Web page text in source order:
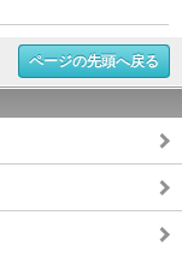
ページの先頭へ戻る